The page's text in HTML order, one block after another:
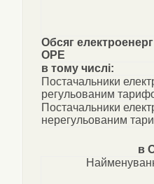
Обсяг
ОРЕ
в тому числі:
Постачальники
регульованим
Постачальники
нерегульованим
в